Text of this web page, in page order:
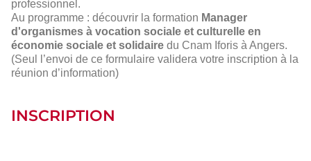
professionnel.
Au programme : découvrir la formation Manager
d'organismes à vocation sociale et culturelle en
économie sociale et solidaire du Cnam Iforis à Angers.
(Seul l’envoi de ce formulaire validera votre inscription à la
réunion d’information)
INSCRIPTION